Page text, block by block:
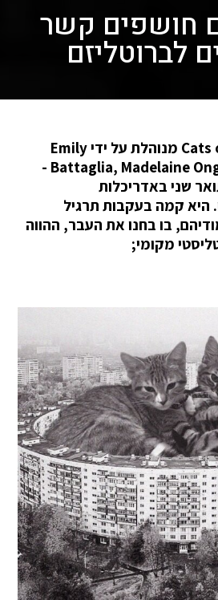
חושפים קשר
לברוטליזם
קבוצת Cats of Brutalism מנוהלת על ידי Emily
Battaglia, Madelaine Ong & Michaela Senay -
שני באדריכלות
היא קמה בעקבות תרגיל
בו בחנו את העבר, ההווה
מקומי;